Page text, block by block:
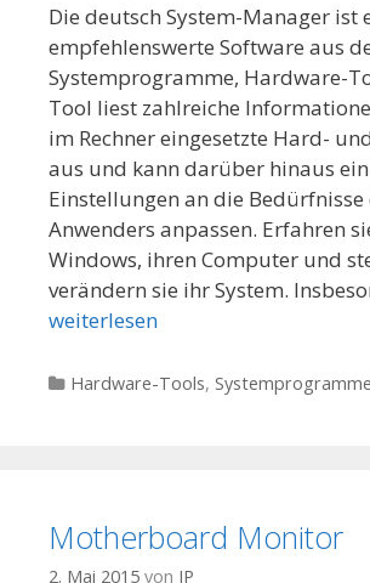
Die deutsch System-Manager ist
empfehlenswerte Software aus
Systemprogramme, Hardware-
Tool liest zahlreiche
im Rechner eingesetzte Hard-
aus und kann darüber hinaus
Einstellungen an die Bedürfnisse
Anwenders anpassen. Erfahren
Windows, ihren Computer und
verändern sie ihr System.
weiterlesen
Kategorien
Hardware-Tools, Systemprogramme
Motherboard Monitor
2. Mai 2015 von JP